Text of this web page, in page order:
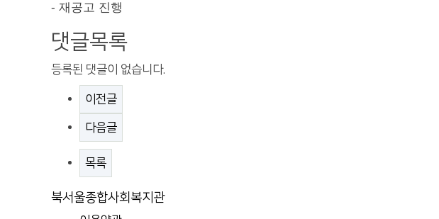
- 재공고 진행
댓글목록
등록된 댓글이 없습니다.
이전글
다음글
목록
북서울종합사회복지관